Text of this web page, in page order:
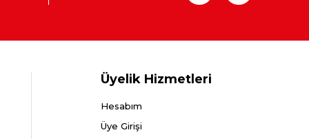
Üyelik Hizmetleri
Hesabım
Üye Girişi